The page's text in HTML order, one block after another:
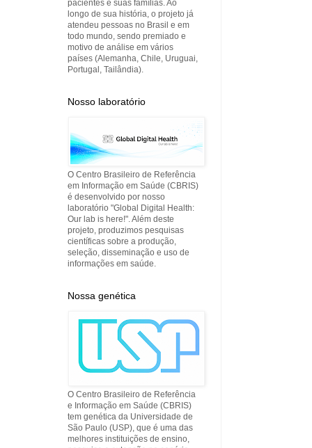
pacientes e suas famílias. Ao
longo de sua história, o projeto já
atendeu pessoas no Brasil e em
todo mundo, sendo premiado e
motivo de análise em vários
países (Alemanha, Chile, Uruguai,
Portugal, Tailândia).
Nosso laboratório
O Centro Brasileiro de Referência
em Informação em Saúde (CBRIS)
é desenvolvido por nosso
laboratório "Global Digital Health:
Our lab is here!". Além deste
projeto, produzimos pesquisas
científicas sobre a produção,
seleção, disseminação e uso de
informações em saúde.
Nossa genética
O Centro Brasileiro de Referência
e Informação em Saúde (CBRIS)
tem genética da Universidade de
São Paulo (USP), que é uma das
melhores instituições de ensino,